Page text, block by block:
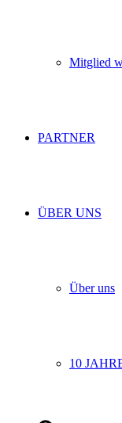
Mitglied
PARTNER
ÜBER UNS
Über uns
10